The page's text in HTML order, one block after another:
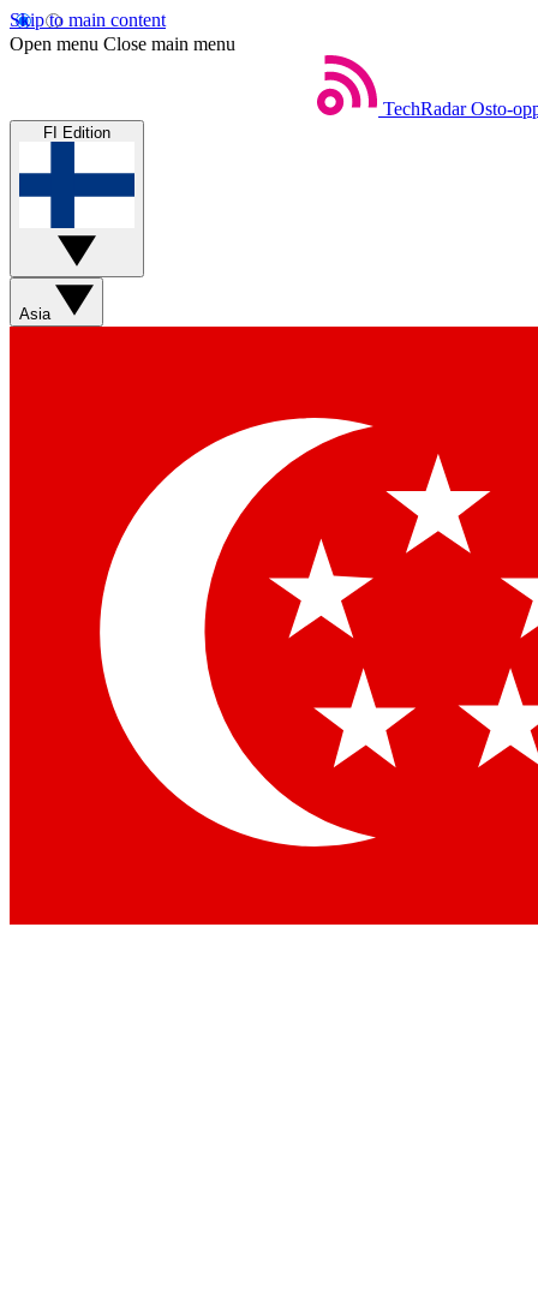
Skip to main content
Open menu Close main menu
TechRadar Osto-
FI Edition
Asia